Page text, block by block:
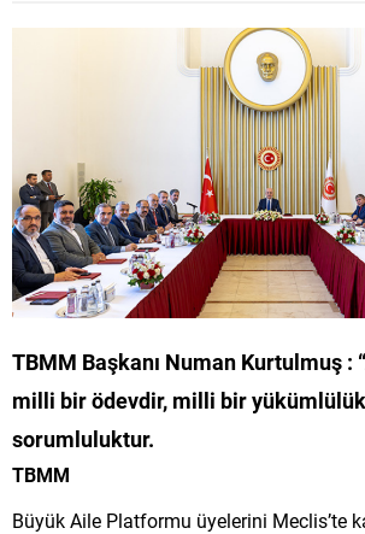
TBMM Başkanı Numan Kurtulmuş :
milli bir ödevdir, milli bir
sorumluluktur.
TBMM
Büyük Aile Platformu üyelerini Meclis’te